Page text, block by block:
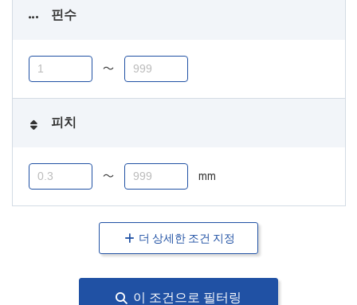
핀수
〜
피치
〜 mm
더 상세한 조건 지정
이 조건으로 필터링